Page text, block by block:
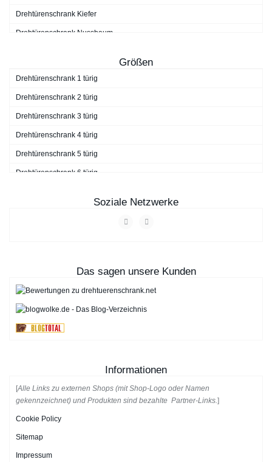
Drehtürenschrank Kiefer
Drehtürenschrank Nussbaum
Größen
Drehtürenschrank 1 türig
Drehtürenschrank 2 türig
Drehtürenschrank 3 türig
Drehtürenschrank 4 türig
Drehtürenschrank 5 türig
Drehtürenschrank 6 türig
Soziale Netzwerke
Das sagen unsere Kunden
Informationen
[Alle Links zu externen Shops (mit Shop-Logo oder Namen
gekennzeichnet) und Produkten sind bezahlte Partner-Links. ]
Cookie Policy
Sitemap
Impressum